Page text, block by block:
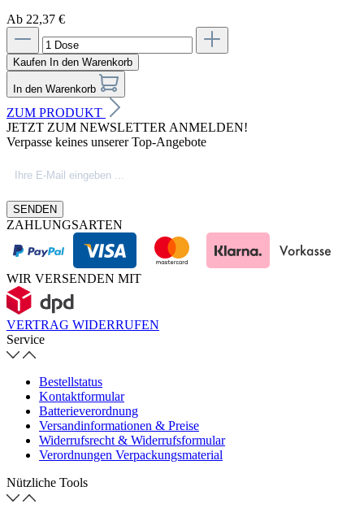
Ab 22,37 €
Kaufen In den Warenkorb
In den Warenkorb
ZUM PRODUKT
JETZT ZUM NEWSLETTER ANMELDEN!
Verpasse keines unserer Top-Angebote
SENDEN
ZAHLUNGSARTEN
WIR VERSENDEN MIT
VERTRAG WIDERRUFEN
Service
Bestellstatus
Kontaktformular
Batterieverordnung
Versandinformationen & Preise
Widerrufsrecht & Widerrufsformular
Verordnungen Verpackungsmaterial
Nützliche Tools